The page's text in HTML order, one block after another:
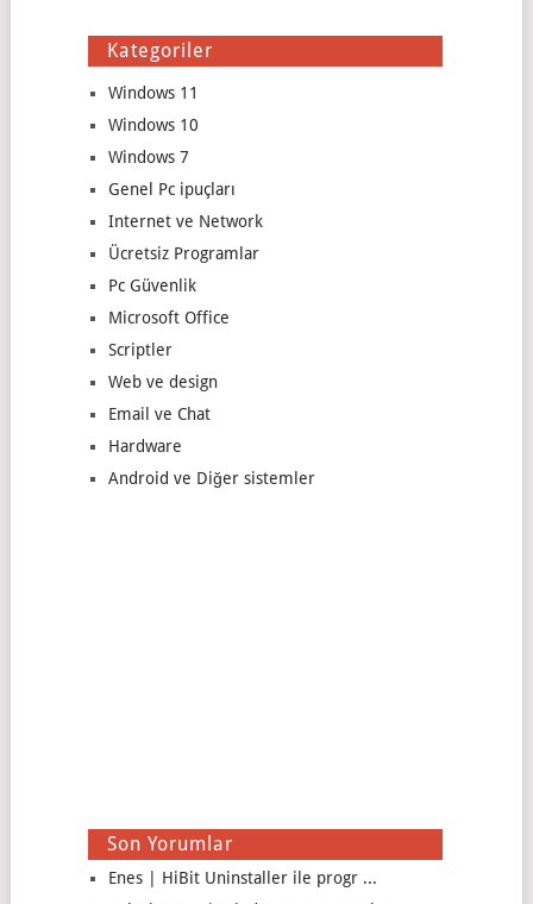
Kategoriler
Windows 11
Windows 10
Windows 7
Genel Pc ipuçları
Internet ve Network
Ücretsiz Programlar
Pc Güvenlik
Microsoft Office
Scriptler
Web ve design
Email ve Chat
Hardware
Android ve Diğer sistemler
Son Yorumlar
Enes | HiBit Uninstaller ile progr ...